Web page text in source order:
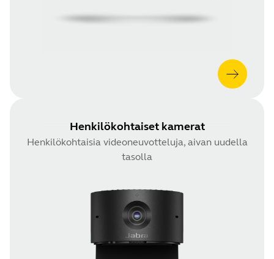
Henkilökohtaiset kamerat
Henkilökohtaisia videoneuvotteluja, aivan uudella
tasolla